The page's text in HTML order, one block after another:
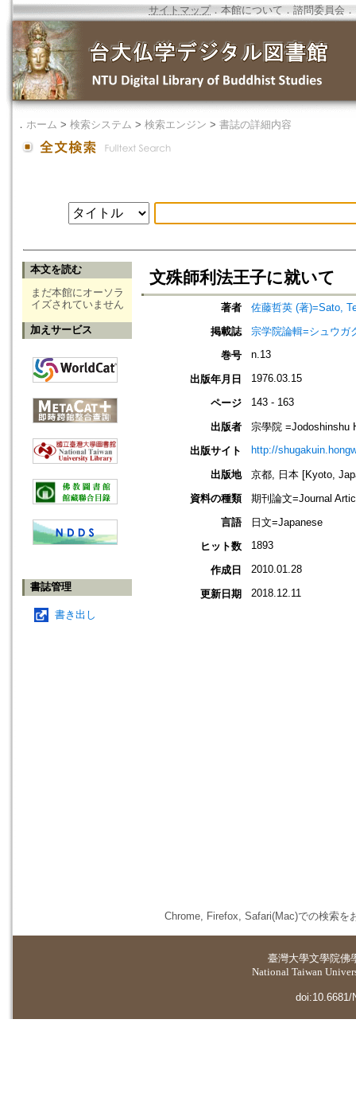
サイトマップ．本館について ． 諮問委員会 ．
． ホーム > 検索システム > 検索エンジン > 書誌の詳細内容
本文を読む
まだ本館にオーソラ
イズされていません
加えサービス
書誌管理
書き出し
文殊師利法王子に就いて
著者
佐藤哲英 (著)=Sato,
掲載誌
宗学院論輯=シュウガ
巻号
n.13
出版年月日 1976.03.15
ページ 143 - 163
出版者
宗學院 =Jodoshinshu
出版サイト
http://
出版地
京都, 日本 [Kyoto,
資料の種類
期刊論文=Journal
言語
日文=Japanese
ヒット数
1893
作成日 2010.01.28
更新日期 2018.12.11
Chrome, Firefox, Safari(Mac)での検索を
臺灣大學文學院佛
National Taiwan
doi:10.6681/